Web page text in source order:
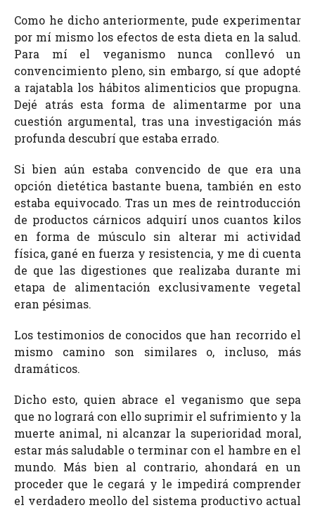
Como he dicho anteriormente, pude experimentar
por mí mismo los efectos de esta dieta en la salud.
Para mí el veganismo nunca conllevó un
convencimiento pleno, sin embargo, sí que adopté
a rajatabla los hábitos alimenticios que propugna.
Dejé atrás esta forma de alimentarme por una
cuestión argumental, tras una investigación más
profunda descubrí que estaba errado.
Si bien aún estaba convencido de que era una
opción dietética bastante buena, también en esto
estaba equivocado. Tras un mes de reintroducción
de productos cárnicos adquirí unos cuantos kilos
en forma de músculo sin alterar mi actividad
física, gané en fuerza y resistencia, y me di cuenta
de que las digestiones que realizaba durante mi
etapa de alimentación exclusivamente vegetal
eran pésimas.
Los testimonios de conocidos que han recorrido el
mismo camino son similares o, incluso, más
dramáticos.
Dicho esto, quien abrace el veganismo que sepa
que no logrará con ello suprimir el sufrimiento y la
muerte animal, ni alcanzar la superioridad moral,
estar más saludable o terminar con el hambre en el
mundo. Más bien al contrario, ahondará en un
proceder que le cegará y le impedirá comprender
el verdadero meollo del sistema productivo actual